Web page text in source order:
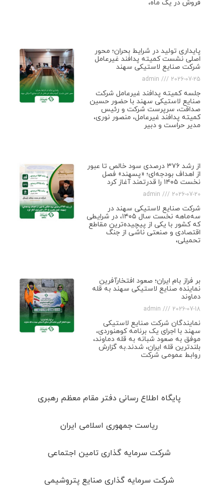
فروش در یک ماه،
پایداری تولید در شرایط بحران؛ محور
اصلی نشست کمیته پدافند غیرعامل
شرکت صنایع لاستیکی سهند
admin 2026-07-25
جلسه کمیته پدافند غیرعامل شرکت
صنایع لاستیکی سهند با حضور حسین
صداقت، سرپرست شرکت و رئیس
کمیته پدافند غیرعامل، منصور نوری،
مدیر حراست و دبیر
از رشد ۳۷۶ درصدی سود خالص تا عبور
از اهداف بودجه‌ای؛ «پسهند» فصل
نخست ۱۴۰۵ را قدرتمند آغاز کرد
admin 2026-07-20
شرکت صنایع لاستیکی سهند در
سه‌ماهه نخست سال ۱۴۰۵، در شرایطی
که کشور با یکی از پیچیده‌ترین مقاطع
اقتصادی و صنعتی ناشی از جنگ
تحمیلی،
بر فراز بام ایران؛ صعود افتخارآفرین
نماینده صنایع لاستیکی سهند به قله
دماوند
admin 2026-07-18
نمایندگان شرکت صنایع لاستیکی
سهند با اجرای یک برنامه کوهنوردی،
موفق به صعود شبانه به قله دماوند،
بلندترین قله ایران، شدند.به گزارش
روابط عمومی شرکت
پایگاه اطلاع رسانی دفتر مقام معظم رهبری
ریاست جمهوری اسلامی ایران
شرکت سرمایه گذاری تامین اجتماعی
شرکت سرمایه گذاری صنایع پتروشیمی